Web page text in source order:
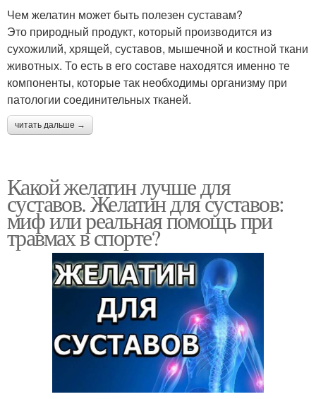
Чем желатин может быть полезен суставам?
Это природный продукт, который производится из
сухожилий, хрящей, суставов, мышечной и костной ткани
животных. То есть в его составе находятся именно те
компоненты, которые так необходимы организму при
патологии соединительных тканей.
читать дальше →
Какой желатин лучше для
суставов. Желатин для суставов:
миф или реальная помощь при
травмах в спорте?